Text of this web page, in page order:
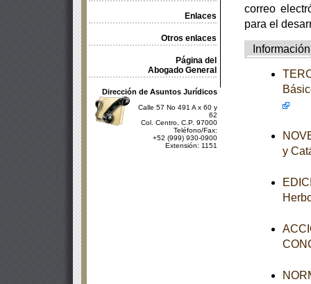
Enlaces
Otros enlaces
Página del
Abogado General
Dirección de Asuntos Jurídicos
Calle 57 No 491 A x 60 y
62
Col. Centro, C.P. 97000
Teléfono/Fax:
+52 (999) 930-0900
Extensión: 1151
correo
para el
Información
y